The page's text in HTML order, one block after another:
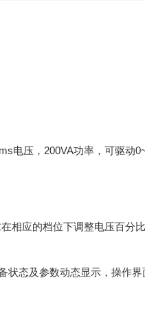
电压，200VA功率，可驱
相应的档位下调整电压百分
状态及参数动态显示，操作界